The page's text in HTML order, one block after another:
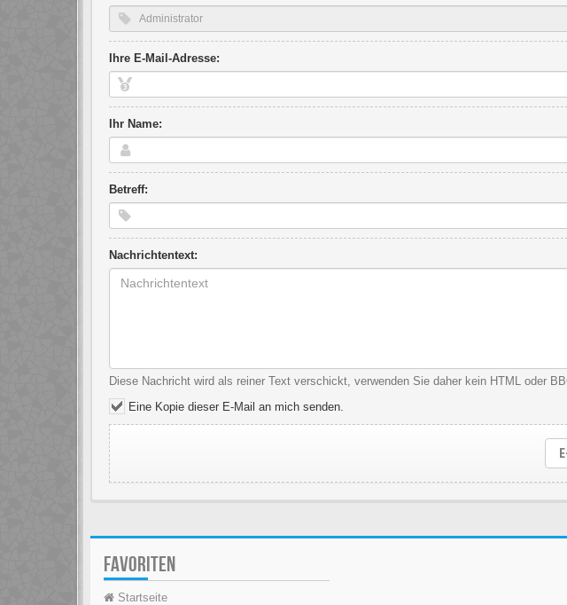
Ihre E-Mail-Adresse:
Ihr Name:
Betreff:
Nachrichtentext:
Diese Nachricht wird als reiner Text verschickt, verwenden Sie daher kein HTML oder
Eine Kopie dieser E-Mail an mich senden.
FAVORITEN
Startseite